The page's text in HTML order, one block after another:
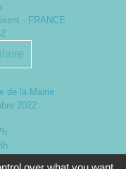
- FRANCE
de la Mairie.
2022